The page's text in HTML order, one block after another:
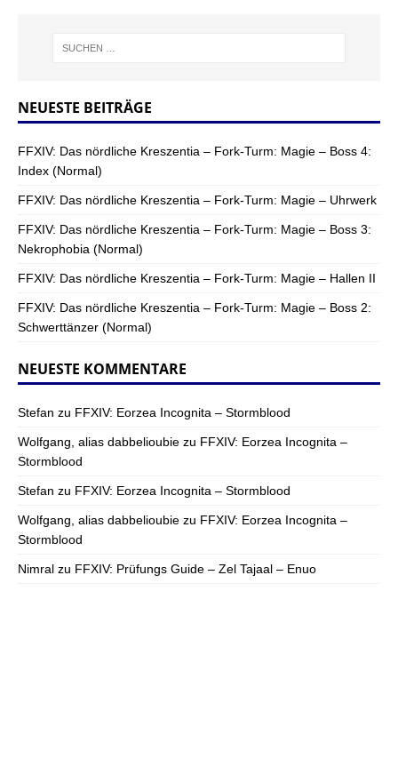
NEUESTE BEITRÄGE
FFXIV: Das nördliche Kreszentia – Fork-Turm: Magie – Boss 4:
Index (Normal)
FFXIV: Das nördliche Kreszentia – Fork-Turm: Magie – Uhrwerk
FFXIV: Das nördliche Kreszentia – Fork-Turm: Magie – Boss 3:
Nekrophobia (Normal)
FFXIV: Das nördliche Kreszentia – Fork-Turm: Magie – Hallen II
FFXIV: Das nördliche Kreszentia – Fork-Turm: Magie – Boss 2:
Schwerttänzer (Normal)
NEUESTE KOMMENTARE
Stefan zu FFXIV: Eorzea Incognita – Stormblood
Wolfgang, alias dabbelioubie zu FFXIV: Eorzea Incognita –
Stormblood
Stefan zu FFXIV: Eorzea Incognita – Stormblood
Wolfgang, alias dabbelioubie zu FFXIV: Eorzea Incognita –
Stormblood
Nimral zu FFXIV: Prüfungs Guide – Zel Tajaal – Enuo